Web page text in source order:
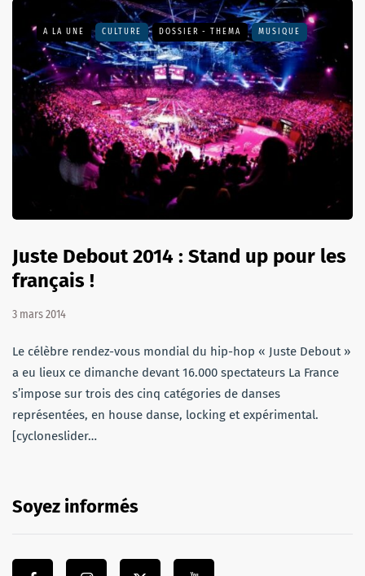
A LA UNE CULTURE DOSSIER - THEMA MUSIQUE
Juste Debout 2014 : Stand up pour les
français !
3 mars 2014
Le célèbre rendez-vous mondial du hip-hop « Juste Debout »
a eu lieux ce dimanche devant 16.000 spectateurs La France
s’impose sur trois des cinq catégories de danses
représentées, en house danse, locking et expérimental.
[cycloneslider…
Soyez informés